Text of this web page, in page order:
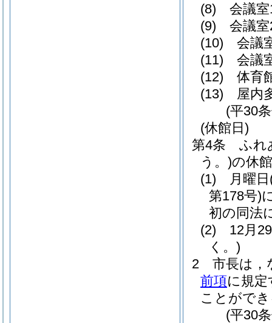
(8)
会議
(9)
会議
(10)
会議
(11)
会議
(12)
体育
(13)
屋内
(平30
(休館日)
第4条
ふれ
う。)の休
(1)
月曜日
第178号)
初の同法
(2)
12月
く。)
2
市長は，
前項に規
ことがで
(平30